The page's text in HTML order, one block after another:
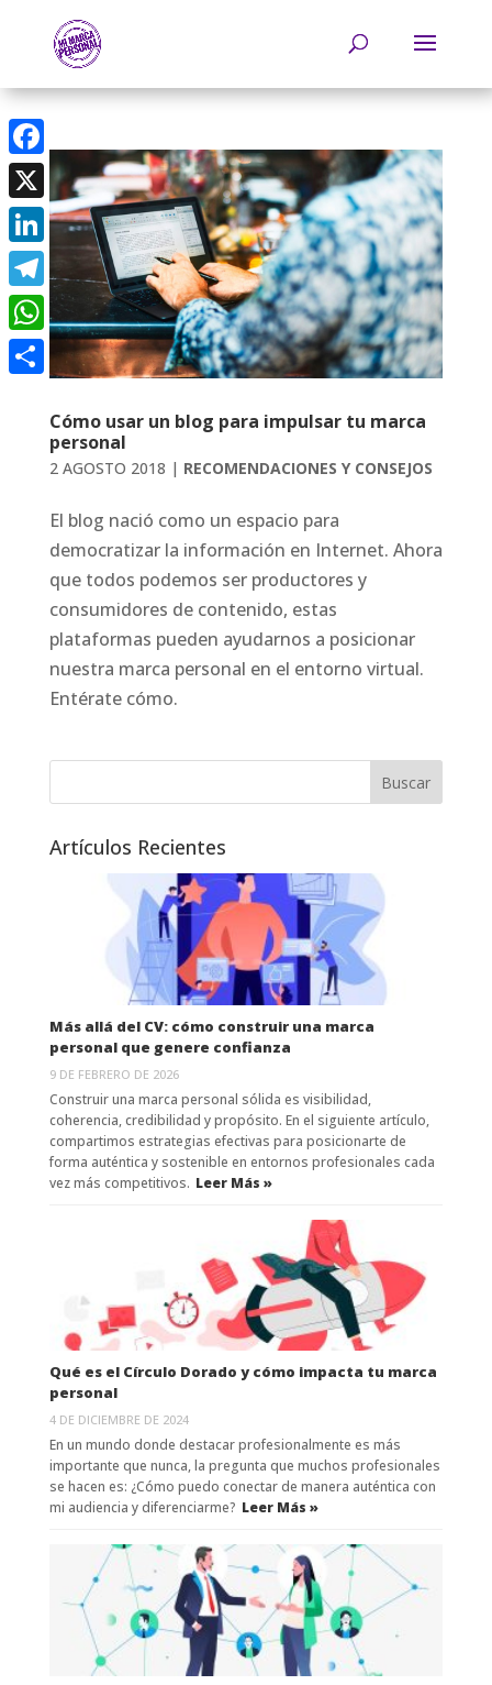
Cómo usar un blog para impulsar tu marca
personal
2 AGOSTO 2018 | RECOMENDACIONES Y CONSEJOS
El blog nació como un espacio para
democratizar la información en Internet. Ahora
que todos podemos ser productores y
consumidores de contenido, estas
plataformas pueden ayudarnos a posicionar
nuestra marca personal en el entorno virtual.
Entérate cómo.
Artículos Recientes
Más allá del CV: cómo construir una marca
personal que genere confianza
9 DE FEBRERO DE 2026
Construir una marca personal sólida es visibilidad,
coherencia, credibilidad y propósito. En el siguiente artículo,
compartimos estrategias efectivas para posicionarte de
forma auténtica y sostenible en entornos profesionales cada
vez más competitivos. Leer Más »
Qué es el Círculo Dorado y cómo impacta tu marca
personal
4 DE DICIEMBRE DE 2024
En un mundo donde destacar profesionalmente es más
importante que nunca, la pregunta que muchos profesionales
se hacen es: ¿Cómo puedo conectar de manera auténtica con
mi audiencia y diferenciarme? Leer Más »
Facebook
X
LinkedIn
Telegram
WhatsApp